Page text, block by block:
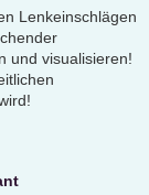
Lenkeinschlägen
und visualisieren!